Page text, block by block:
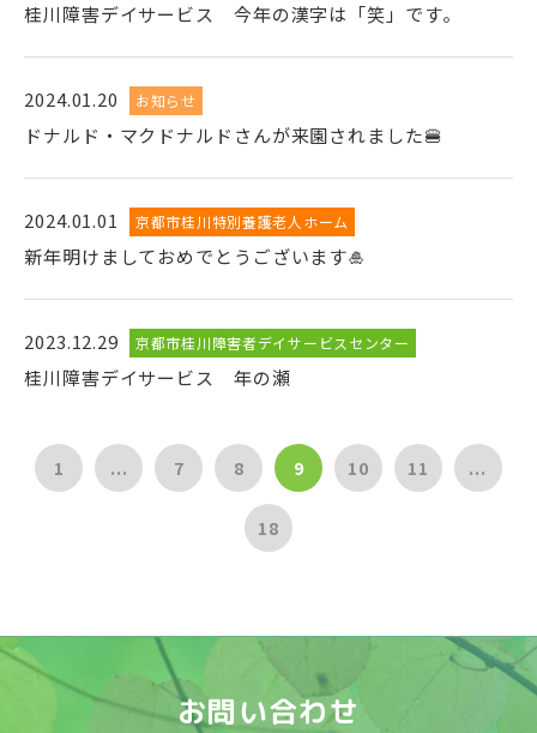
桂川障害デイサービス 今年の漢字は「笑」です。
2024.01.20 お知らせ
ドナルド・マクドナルドさんが来園されました🍔
2024.01.01 京都市桂川特別養護老人ホーム
新年明けましておめでとうございます🎍
2023.12.29 京都市桂川障害者デイサービスセンター
桂川障害デイサービス 年の瀬
1 ... 7 8 9 10 11 ...
18
お問い合わせ